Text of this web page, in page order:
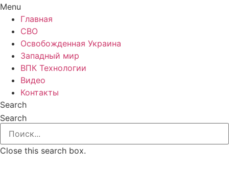
Menu
Главная
СВО
Освобожденная Украина
Западный мир
ВПК Технологии
Видео
Контакты
Search
Search
Close this search box.